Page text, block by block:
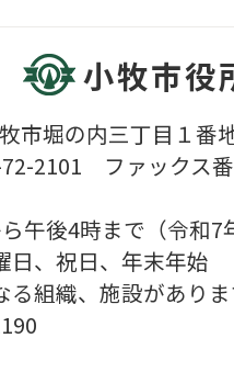
小牧市役
市堀の内三丁目１番
72-2101 ファックス
午後4時まで（令
日、祝日、年末年始
る組織、施設があり